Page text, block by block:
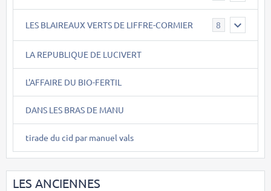
LES BLAIREAUX VERTS DE LIFFRE-CORMIER 8
LA REPUBLIQUE DE LUCIVERT
L'AFFAIRE DU BIO-FERTIL
DANS LES BRAS DE MANU
tirade du cid par manuel vals
LES ANCIENNES